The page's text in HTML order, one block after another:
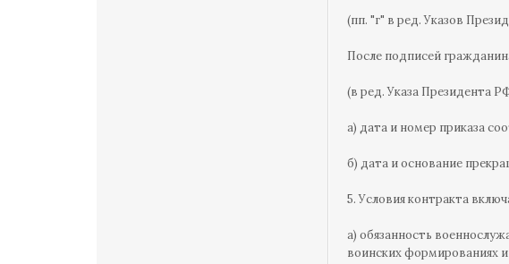
(пп. "г" в ред. Указов
После подписей
(в ред. Указа Президента
а) дата и номер приказа
б) дата и основание
5. Условия контракта
а) обязанность
воинских формированиях